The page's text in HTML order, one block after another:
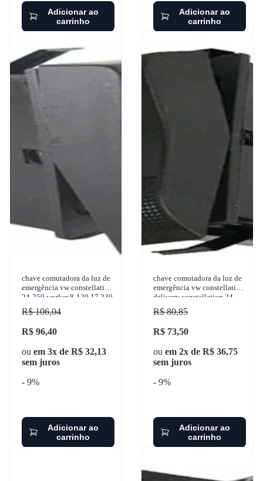
Adicionar ao
carrinho
Adicionar ao
carrinho
chave comutadora da luz de
emergência vw constellation
24-250 worker 8-120 17.230
eod 2001-2015 ko
R$ 106,04
R$ 96,40
ou em 3x de R$ 32,13
sem juros
- 9%
Adicionar ao
carrinho
chave comutadora da luz de
emergência vw constellation
delivery constellation 24-
250 worker 17.230 eod
2001-2015
R$ 80,85
R$ 73,50
ou em 2x de R$ 36,75
sem juros
- 9%
Adicionar ao
carrinho